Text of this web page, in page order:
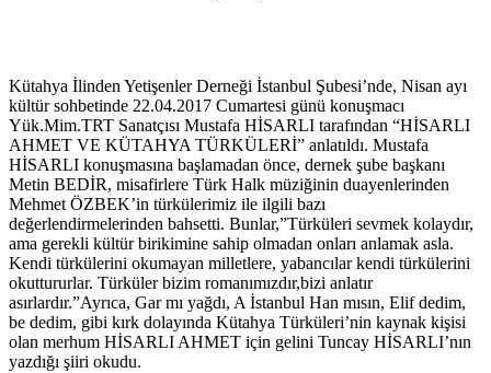
Kütahya İlinden Yetişenler Derneği İstanbul Şubesi’nde, Nisan ayı
kültür sohbetinde 22.04.2017 Cumartesi günü konuşmacı
Yük.Mim.TRT Sanatçısı Mustafa HİSARLI tarafından “HİSARLI
AHMET VE KÜTAHYA TÜRKÜLERİ” anlatıldı. Mustafa
HİSARLI konuşmasına başlamadan önce, dernek şube başkanı
Metin BEDİR, misafirlere Türk Halk müziğinin duayenlerinden
Mehmet ÖZBEK’in türkülerimiz ile ilgili bazı
değerlendirmelerinden bahsetti. Bunlar,”Türküleri sevmek kolaydır,
ama gerekli kültür birikimine sahip olmadan onları anlamak asla.
Kendi türkülerini okumayan milletlere, yabancılar kendi türkülerini
okuttururlar. Türküler bizim romanımızdır,bizi anlatır
asırlardır.”Ayrıca, Gar mı yağdı, A İstanbul Han mısın, Elif dedim,
be dedim, gibi kırk dolayında Kütahya Türküleri’nin kaynak kişisi
olan merhum HİSARLI AHMET için gelini Tuncay HİSARLI’nın
yazdığı şiiri okudu.